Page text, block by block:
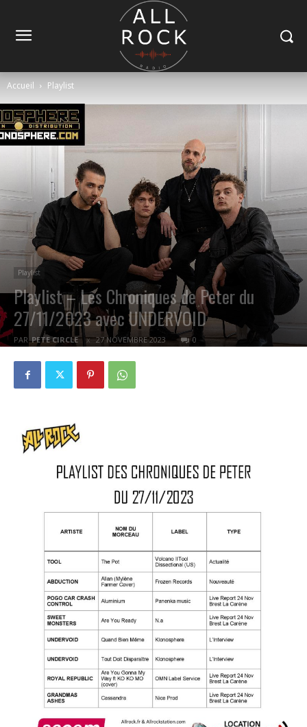
Accueil Playlist
Playlist
Playlist – Les Chroniques de Peter du
27/11/2023 avec UNDERVOID
PAR PETE CIRCLE 27 NOVEMBRE 2023 0